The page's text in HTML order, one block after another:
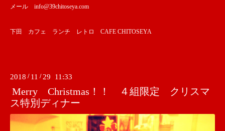
メール info@39chitoseya.com
下田 カフェ ランチ レトロ CAFE CHITOSEYA
2018 / 11 / 29 11:33
Merry Christmas！！ ４組限定 クリスマ
ス特別ディナー